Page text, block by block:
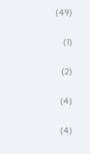
(49)
(1)
(2)
(4)
(4)